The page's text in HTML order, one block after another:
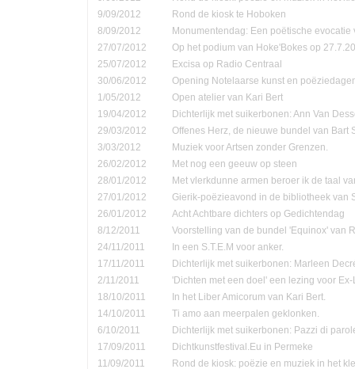
9/09/2012
Rond de kiosk te Hoboken
8/09/2012
Monumentendag: Een poëtische evocatie
27/07/2012
Op het podium van Hoke'Bokes op
25/07/2012
Excisa op Radio Centraal
30/06/2012
Opening Notelaarse kunst en
1/05/2012
Open atelier van Kari Bert
19/04/2012
Dichterlijk met suikerbonen: Ann Van
29/03/2012
Offenes Herz, de nieuwe bundel van Bart
3/03/2012
Muziek voor Artsen zonder Grenzen.
26/02/2012
Met nog een geeuw op steen
28/01/2012
Met vlerkdunne armen beroer ik de taal
27/01/2012
Gierik-poëzieavond in de bibliotheek van
26/01/2012
Acht Achtbare dichters op Gedichtendag
8/12/2011
Voorstelling van de bundel 'Equinox' van
24/11/2011
In een S.T.E.M voor anker.
17/11/2011
Dichterlijk met suikerbonen: Marleen
2/11/2011
'Dichten met een doel' een lezing voor
18/10/2011
In het Liber Amicorum van Kari Bert.
14/10/2011
Ti amo aan meerpalen geklonken.
6/10/2011
Dichterlijk met suikerbonen: Pazzi di
17/09/2011
Dichtkunstfestival.Eu in Permeke
11/09/2011
Rond de kiosk: poëzie en muziek in het